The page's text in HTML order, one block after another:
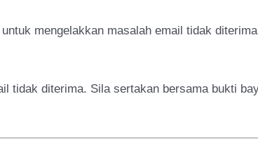
untuk mengelakkan masalah email tidak
tidak diterima. Sila sertakan bersama bukti